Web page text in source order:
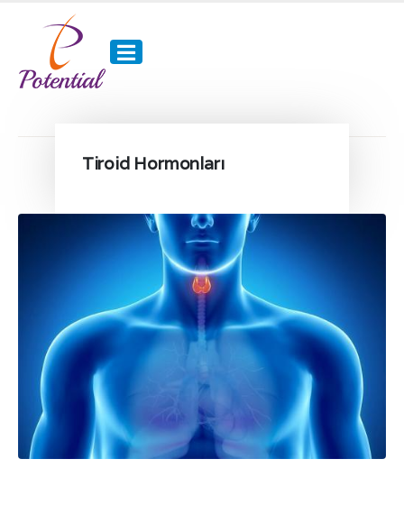
Tiroid Hormonları